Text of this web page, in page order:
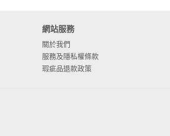
網站服務
關於我們
服務及隱私權條款
瑕疵品退款政策